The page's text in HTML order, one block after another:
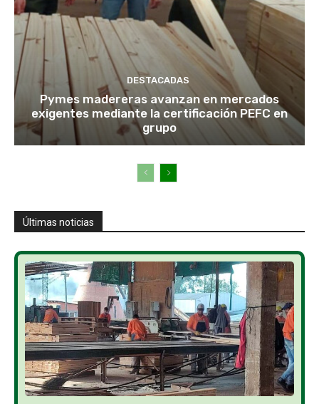
DESTACADAS
Pymes madereras avanzan en mercados
exigentes mediante la certificación PEFC en
grupo
Últimas noticias